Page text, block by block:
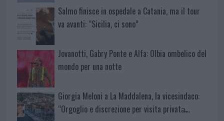
Salmo finisce in ospedale a Catania, ma il tour
va avanti: “Sicilia, ci sono”
Jovanotti, Gabry Ponte e Alfa: Olbia ombelico del
mondo per una notte
Giorgia Meloni a La Maddalena, la vicesindaco:
“Orgoglio e discrezione per visita privata̶…